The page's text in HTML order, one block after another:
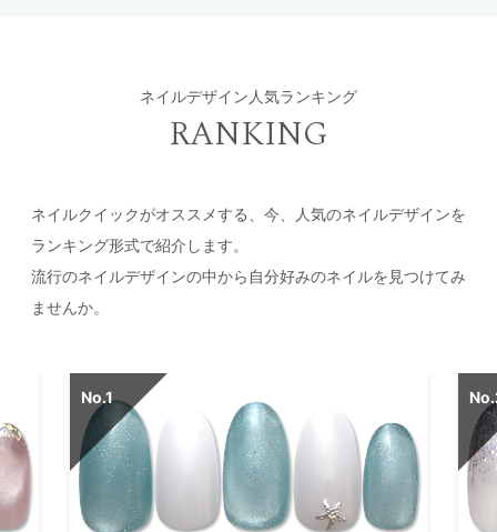
ネイルデザイン人気ランキング
RANKING
ネイルクイックがオススメする、今、人気のネイルデザインを
ランキング形式で紹介します。
流行のネイルデザインの中から自分好みのネイルを見つけてみ
ませんか。